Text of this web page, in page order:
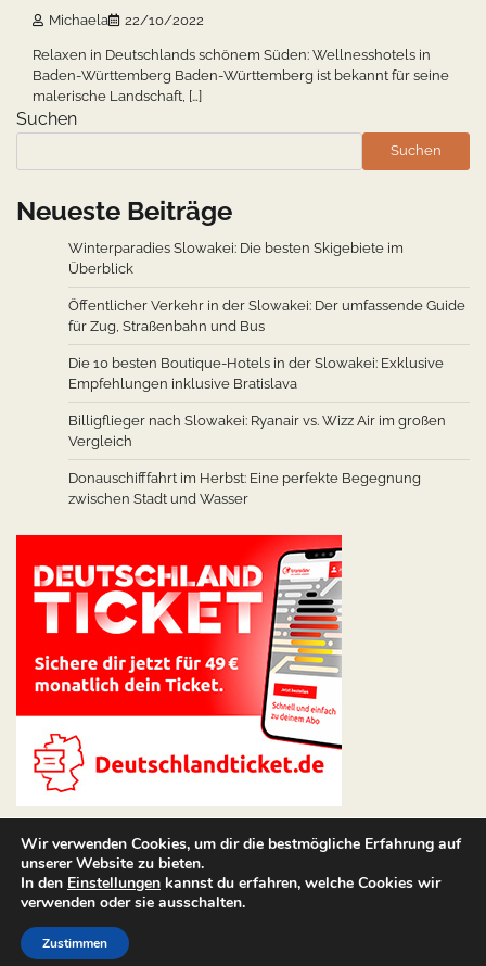
Michaela 22/10/2022
Relaxen in Deutschlands schönem Süden: Wellnesshotels in
Baden-Württemberg Baden-Württemberg ist bekannt für seine
malerische Landschaft, […]
Suchen
Suchen
Neueste Beiträge
Winterparadies Slowakei: Die besten Skigebiete im
Überblick
Öffentlicher Verkehr in der Slowakei: Der umfassende Guide
für Zug, Straßenbahn und Bus
Die 10 besten Boutique-Hotels in der Slowakei: Exklusive
Empfehlungen inklusive Bratislava
Billigflieger nach Slowakei: Ryanair vs. Wizz Air im großen
Vergleich
Donauschifffahrt im Herbst: Eine perfekte Begegnung
zwischen Stadt und Wasser
Copyright © 2026
Adore Themes
Wir verwenden Cookies, um dir die bestmögliche Erfahrung auf
unserer Website zu bieten.
In den Einstellungen kannst du erfahren, welche Cookies wir
verwenden oder sie ausschalten.
Zustimmen